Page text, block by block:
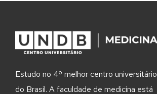
Estudo no 4º melhor centro universitário
do Brasil. A faculdade de medicina está